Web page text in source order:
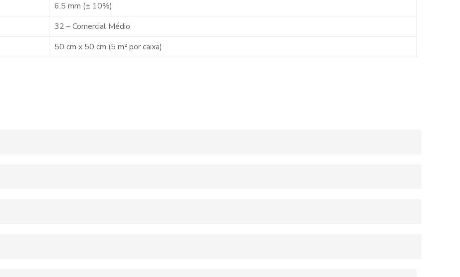
6,5 mm (± 10%)
32 – Comercial Médio
50 cm x 50 cm (5 m² por caixa)